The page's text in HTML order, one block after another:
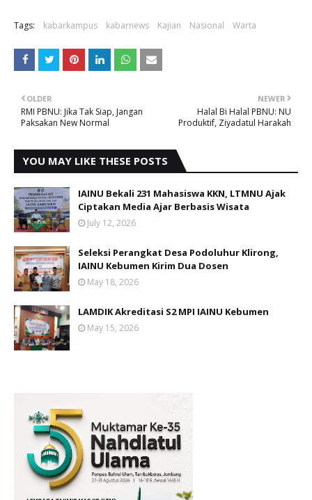
Tags: kabarkampus kabarnews Kajian Nasional Warta
NEWER
Halal Bi Halal PBNU: NU
Produktif, Ziyadatul Harakah
OLDER
RMI PBNU: Jika Tak Siap, Jangan
Paksakan New Normal
YOU MAY LIKE THESE POSTS
IAINU Bekali 231 Mahasiswa KKN, LTMNU Ajak
Ciptakan Media Ajar Berbasis Wisata
July 12, 2026
Seleksi Perangkat Desa Podoluhur Klirong,
IAINU Kebumen Kirim Dua Dosen
May 18, 2026
LAMDIK Akreditasi S2 MPI IAINU Kebumen
May 15, 2026